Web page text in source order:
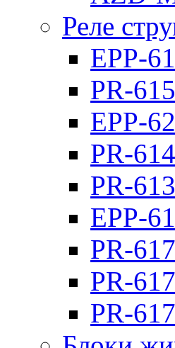
Реле
EPP-
PR-615
EPP-
PR-614
PR-613
EPP-
PR-617
PR-
PR-